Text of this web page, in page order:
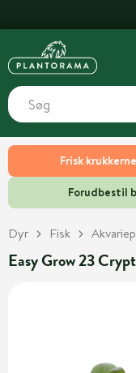
Frisk
Forudbestil
Dyr Fisk
Easy Grow 23